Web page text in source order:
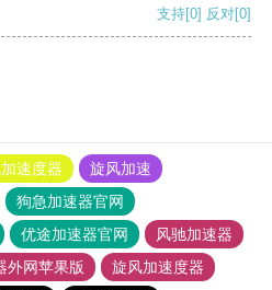
支持[0] 反对[0]
速度器
旋风加速
狗急加速器官网
优途加速器官网
风驰加速器
外网苹果版
旋风加速度器